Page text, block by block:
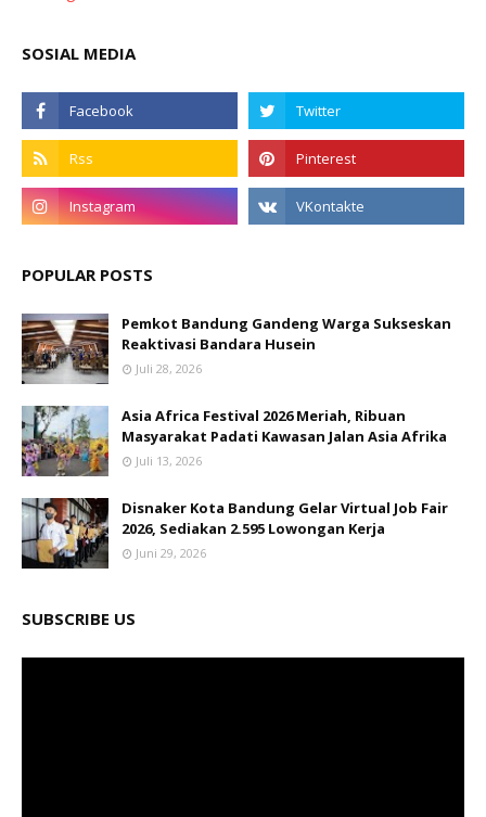
SOSIAL MEDIA
POPULAR POSTS
Pemkot Bandung Gandeng Warga Sukseskan
Reaktivasi Bandara Husein
Juli 28, 2026
Asia Africa Festival 2026 Meriah, Ribuan
Masyarakat Padati Kawasan Jalan Asia Afrika
Juli 13, 2026
Disnaker Kota Bandung Gelar Virtual Job Fair
2026, Sediakan 2.595 Lowongan Kerja
Juni 29, 2026
SUBSCRIBE US